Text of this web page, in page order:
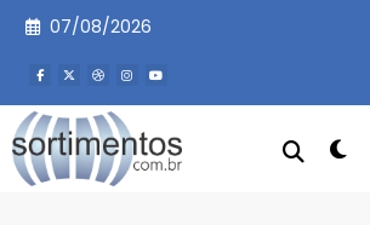
07/08/2026